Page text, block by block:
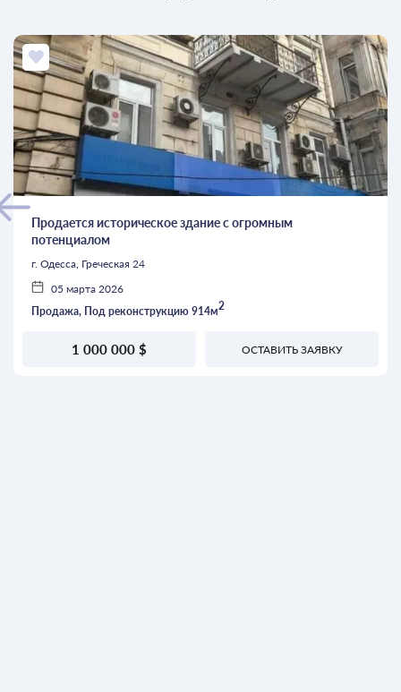
Продается историческое здание с огромным
потенциалом
г. Одесса, Греческая 24
05 марта 2026
Продажа, Под реконструкцию 914м2
1 000 000 $ ОСТАВИТЬ ЗАЯВКУ